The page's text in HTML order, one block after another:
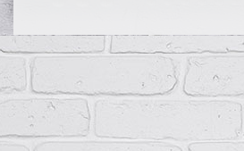
Функциональные возможности
Ввод трехфазной
Защиту всех цепей от
Нечастые (до 6 раз в сутки)
Возможность последующей
Конструкция